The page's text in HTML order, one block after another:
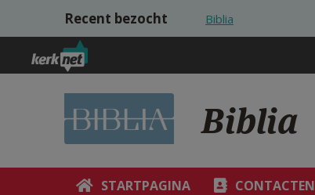
Overslaan en naar de inhoud gaan
Recent bezocht Biblia
Biblia
STARTPAGINA CONTACTEN